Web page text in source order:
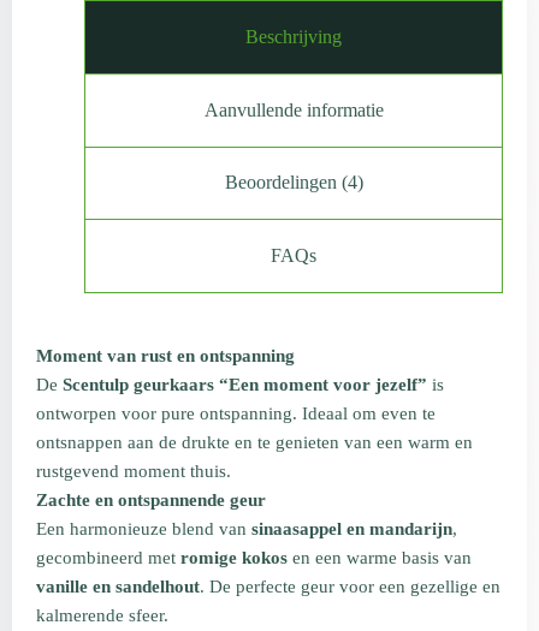
Beschrijving
Aanvullende informatie
Beoordelingen (4)
FAQs
Moment van rust en ontspanning
De Scentulp geurkaars “Een moment voor jezelf” is
ontworpen voor pure ontspanning. Ideaal om even te
ontsnappen aan de drukte en te genieten van een warm en
rustgevend moment thuis.
Zachte en ontspannende geur
Een harmonieuze blend van sinaasappel en mandarijn,
gecombineerd met romige kokos en een warme basis van
vanille en sandelhout. De perfecte geur voor een gezellige en
kalmerende sfeer.